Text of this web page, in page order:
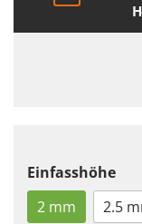
Einfasshöhe
2 mm
2.5